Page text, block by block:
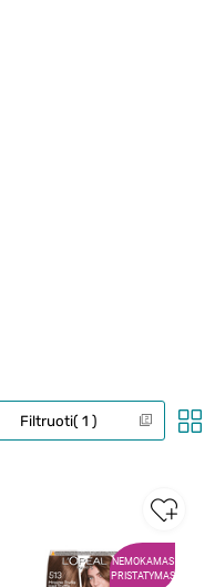
Filtruoti 1
NEMOKAMAS
PRISTATYMAS